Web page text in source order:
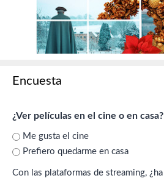
Encuesta
¿Ver películas en el cine o en casa?
Me gusta el cine
Prefiero quedarme en casa
Con las plataformas de streaming, ¿ha perdido el cine su